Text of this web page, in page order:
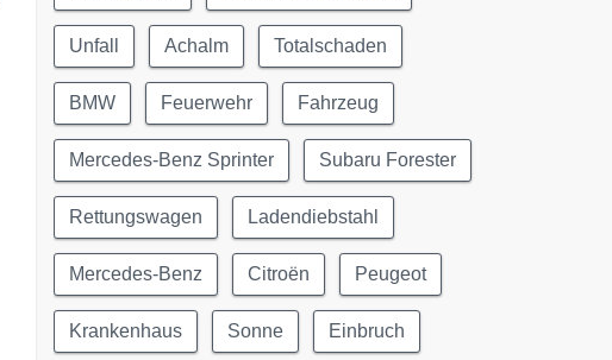
Unfall Achalm Totalschaden
BMW Feuerwehr Fahrzeug
Mercedes-Benz Sprinter Subaru Forester
Rettungswagen Ladendiebstahl
Mercedes-Benz Citroën Peugeot
Krankenhaus Sonne Einbruch